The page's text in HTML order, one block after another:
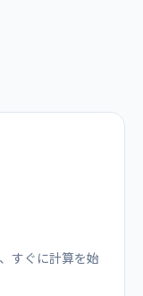
すぐに計算を始